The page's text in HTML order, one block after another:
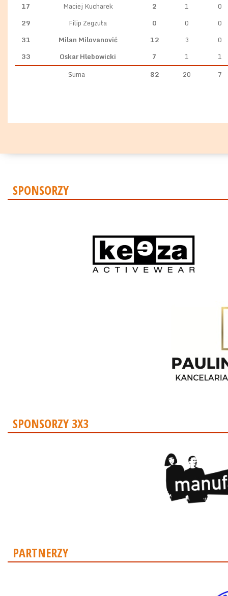
17
Maciej Kucharek 2 1
0
29
Filip Zegzuła 0 0
0
31
Milan Milovanović 12 3
0
33
Oskar Hlebowicki 7 1
1
Suma
82 20 7
SPONSORZY
SPONSORZY 3X3
PARTNERZY